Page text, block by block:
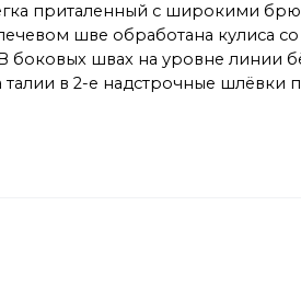
приталенный с широкими
шве обработана кулиса
боковых швах на уровне линии
в 2-е надстрочные шлёвки